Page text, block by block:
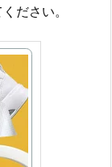
ださい。